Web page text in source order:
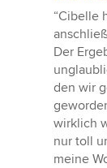
5
von
5
Sternen
“Cibelle
Der
den wir
wirklich
nur toll
meine